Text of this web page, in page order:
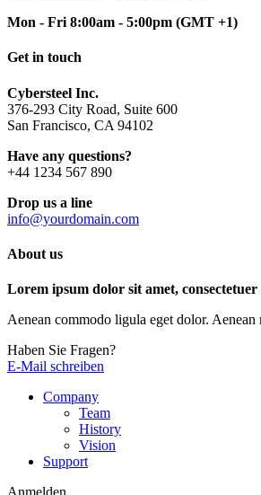
Mon - Fri 8:00am - 5:00pm (GMT +1)
Get in touch
Cybersteel Inc.
376-293 City Road, Suite 600
San Francisco, CA 94102
Have any questions?
+44 1234 567 890
Drop us a line
info@yourdomain.com
About us
Lorem ipsum dolor sit amet,
Aenean commodo ligula eget dolor.
Haben Sie Fragen?
E-Mail schreiben
Company
Team
History
Vision
Support
Anmelden